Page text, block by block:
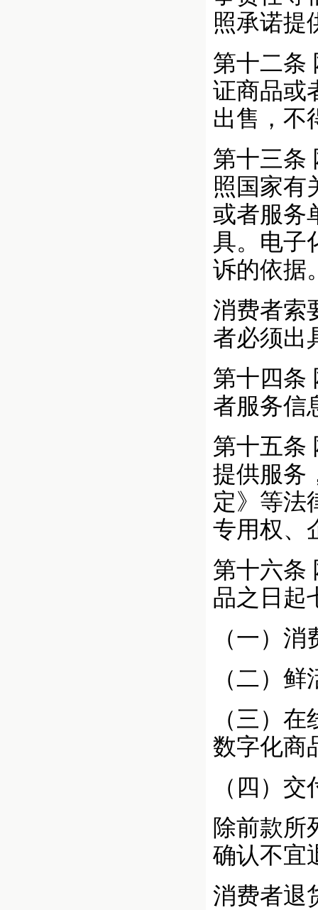
照承诺提
第十二条
证商品或
出售，不
第十三条
照国家有
或者服务
具。电子
诉的依据
消费者索
者必须出
第十四条
者服务信
第十五条
提供服务
定》等法
专用权、
第十六条
品之日起
（一）
（二）
（三）
数字化商
（四）
除前款所
确认不宜
消费者退